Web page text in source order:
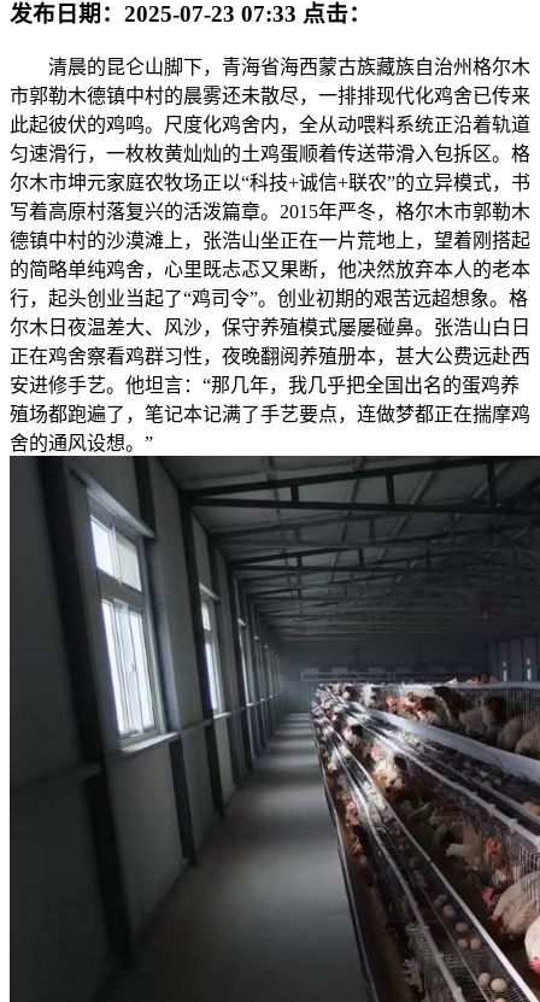
发布日期： 2025-07-23 07:33 点击：
清晨的昆仑山脚下，青海省海西蒙古族藏族自治州格尔木
市郭勒木德镇中村的晨雾还未散尽，一排排现代化鸡舍已传来
此起彼伏的鸡鸣。尺度化鸡舍内，全从动喂料系统正沿着轨道
匀速滑行，一枚枚黄灿灿的土鸡蛋顺着传送带滑入包拆区。格
尔木市坤元家庭农牧场正以“科技+诚信+联农”的立异模式，书
写着高原村落复兴的活泼篇章。2015年严冬，格尔木市郭勒木
德镇中村的沙漠滩上，张浩山坐正在一片荒地上，望着刚搭起
的简略单纯鸡舍，心里既忐忑又果断，他决然放弃本人的老本
行，起头创业当起了“鸡司令”。创业初期的艰苦远超想象。格
尔木日夜温差大、风沙，保守养殖模式屡屡碰鼻。张浩山白日
正在鸡舍察看鸡群习性，夜晚翻阅养殖册本，甚大公费远赴西
安进修手艺。他坦言：“那几年，我几乎把全国出名的蛋鸡养
殖场都跑遍了，笔记本记满了手艺要点，连做梦都正在揣摩鸡
舍的通风设想。”